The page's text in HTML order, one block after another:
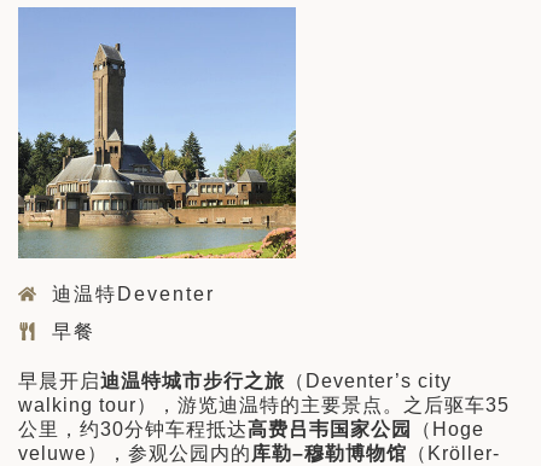
迪温特Deventer
早餐
早晨开启迪温特城市步行之旅 （Deventer’s city
walking tour），游览迪温特的主要景点。之后驱车35
公里，约30分钟车程抵达高费吕韦国家公园
（Hoge
veluwe），参观公园内的 库勒–穆勒博物馆 （Kröller-